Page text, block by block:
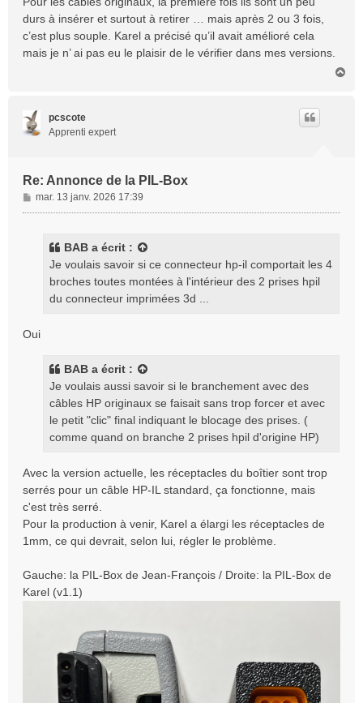
durs à insérer et surtout à retirer … mais après 2 ou 3 fois,
c’est plus souple. Karel a précisé qu’il avait amélioré cela
mais je n’ ai pas eu le plaisir de le vérifier dans mes versions.
pcscote
Apprenti expert
Re: Annonce de la PIL-Box
M
e
mar. 13 janv. 2026 17:39
BAB a écrit :
Je voulais savoir si ce connecteur hp-il comportait les 4
broches toutes montées à l'intérieur des 2 prises hpil
du connecteur imprimées 3d ...
Oui
BAB a écrit :
Je voulais aussi savoir si le branchement avec des
câbles HP originaux se faisait sans trop forcer et avec
le petit "clic" final indiquant le blocage des prises. (
comme quand on branche 2 prises hpil d'origine HP)
Avec la version actuelle, les réceptacles du boîtier sont trop
serrés pour un câble HP-IL standard, ça fonctionne, mais
c'est très serré.
Pour la production à venir, Karel a élargi les réceptacles de
1mm, ce qui devrait, selon lui, régler le problème.
Gauche: la PIL-Box de Jean-François / Droite: la PIL-Box de
Karel (v1.1)